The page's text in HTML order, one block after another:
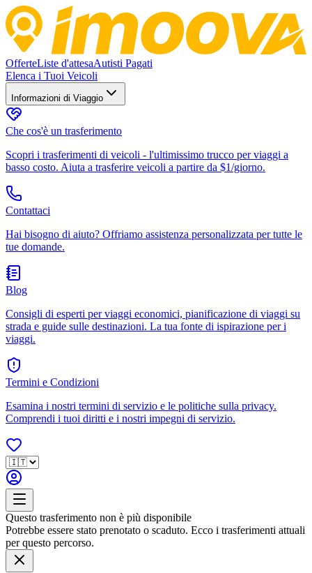
OfferteListe d'attesaAutisti Pagati
Elenca i Tuoi Veicoli
Informazioni di Viaggio
Che cos'è un trasferimento
Scopri i trasferimenti di veicoli - l'ultimissimo trucco per viaggi a
basso costo. Aiuta a trasferire veicoli a partire da $1/giorno.
Contattaci
Hai bisogno di aiuto? Offriamo assistenza personalizzata per tutte le
tue domande.
Blog
Consigli di esperti per viaggi economici, pianificazione di viaggi su
strada e guide sulle destinazioni. La tua fonte di ispirazione per i
viaggi.
Termini e Condizioni
Esamina i nostri termini di servizio e le politiche sulla privacy.
Comprendi i tuoi diritti e i nostri impegni di servizio.
Questo trasferimento non è più disponibile
Potrebbe essere stato prenotato o scaduto. Ecco i trasferimenti attuali
per questo percorso.